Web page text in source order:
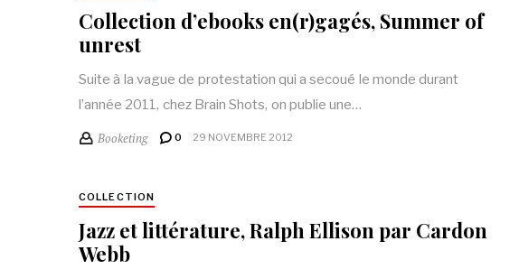
Collection d’ebooks en(r)gagés, Summer of
unrest
Suite à la vague de protestation qui a secoué le monde durant
l’année 2011, chez Brain Shots, on publie une…
Booketing 0 29 NOVEMBRE 2012
COLLECTION
Jazz et littérature, Ralph Ellison par Cardon
Webb